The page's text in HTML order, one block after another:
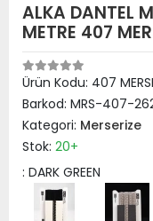
ALKA DANTEL
METRE 407
Ürün Kodu: 407
Barkod: MRS-407-
Kategori: Merserize
Stok: 20+
: DARK GREEN